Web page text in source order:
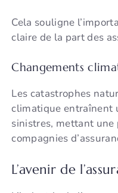
Cela souligne
claire de la part des
Changements
Les catastrophes
climatique entraînent
sinistres, mettant une
compagnies
L’avenir de